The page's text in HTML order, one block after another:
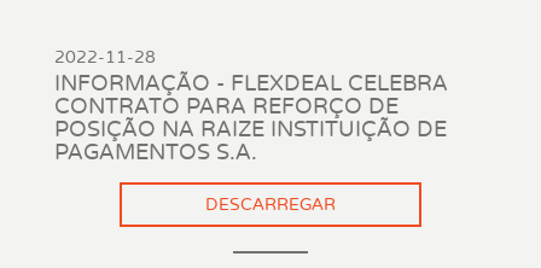
2022-11-28
INFORMAÇÃO - FLEXDEAL CELEBRA
CONTRATO PARA REFORÇO DE
POSIÇÃO NA RAIZE INSTITUIÇÃO DE
PAGAMENTOS S.A.
DESCARREGAR